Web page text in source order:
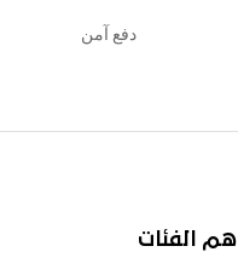
دفع آمن
أهم الفئات